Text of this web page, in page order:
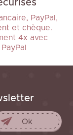
PayPal,
et chèque.
4x avec
PayPal